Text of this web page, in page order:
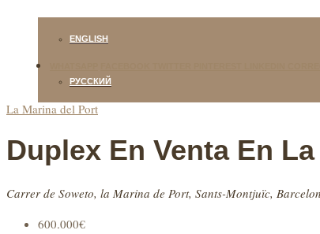
ENGLISH
РУССКИЙ
La Marina del Port
Duplex En Venta En
Carrer de Soweto, la Marina de Port, Sants-Montjuïc,
600.000€